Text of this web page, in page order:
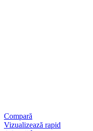
Compară
Vizualizează rapid